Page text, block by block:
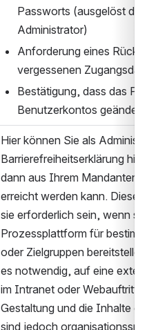
Passworts (ausgelöst
Administrator)
Anforderung eines
vergessenen Zugangsdaten
Bestätigung, dass das
Benutzerkontos geändert
Hier können Sie als
Barrierefreiheitserklärung
dann aus Ihrem Mandanten
erreicht werden kann. Diese
sie erforderlich sein, wenn sie
Prozessplattform für
oder Zielgruppen bereitstellen.
es notwendig, auf eine externe
im Intranet oder Webauftritt)
Gestaltung und die Inhalte der
sind jedoch